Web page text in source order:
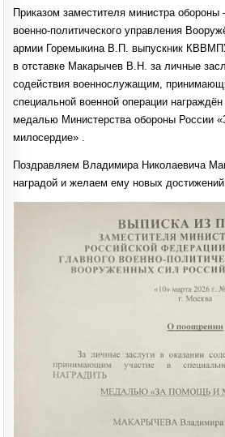
Приказом заместителя министра
военно-политического управления
армии Горемыкина В.П. выпускник
в отставке Макарычев В.Н. за личные
содействия военнослужащим,
специальной военной операции
медалью Министерства обороны России
милосердие» .
Поздравляем Владимира Николаевича
наградой и желаем ему новых